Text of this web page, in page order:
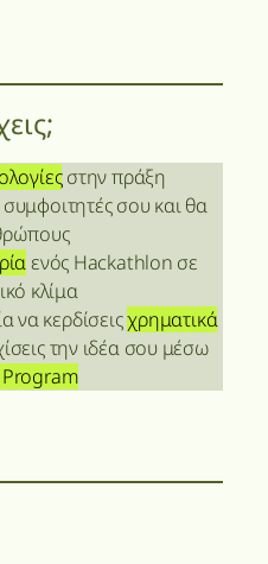
στην πράξη
σου και θα
ενός Hackathlon σε
κλίμα
να κερδίσειςχρηματικά
την ιδέα σου μέσω